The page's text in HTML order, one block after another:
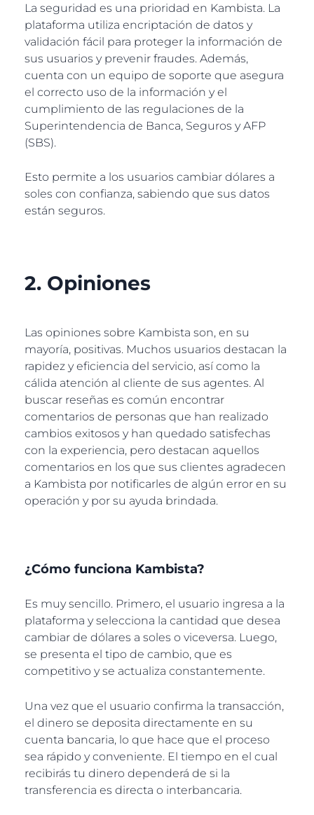
La seguridad es una prioridad en Kambista. La
plataforma utiliza encriptación de datos y
validación fácil para proteger la información de
sus usuarios y prevenir fraudes. Además,
cuenta con un equipo de soporte que asegura
el correcto uso de la información y el
cumplimiento de las regulaciones de la
Superintendencia de Banca, Seguros y AFP
(SBS).
Esto permite a los usuarios cambiar dólares a
soles con confianza, sabiendo que sus datos
están seguros.
2. Opiniones
Las opiniones sobre Kambista son, en su
mayoría, positivas. Muchos usuarios destacan la
rapidez y eficiencia del servicio, así como la
cálida atención al cliente de sus agentes. Al
buscar reseñas es común encontrar
comentarios de personas que han realizado
cambios exitosos y han quedado satisfechas
con la experiencia, pero destacan aquellos
comentarios en los que sus clientes agradecen
a Kambista por notificarles de algún error en su
operación y por su ayuda brindada.
¿Cómo funciona Kambista?
Es muy sencillo. Primero, el usuario ingresa a la
plataforma y selecciona la cantidad que desea
cambiar de dólares a soles o viceversa. Luego,
se presenta el tipo de cambio, que es
competitivo y se actualiza constantemente.
Una vez que el usuario confirma la transacción,
el dinero se deposita directamente en su
cuenta bancaria, lo que hace que el proceso
sea rápido y conveniente. El tiempo en el cual
recibirás tu dinero dependerá de si la
transferencia es directa o interbancaria.